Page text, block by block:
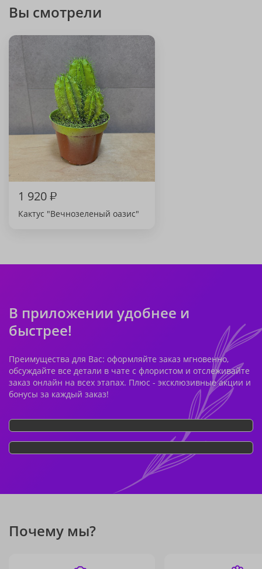
Вы смотрели
1 920₽
Кактус "Вечнозеленый оазис"
В приложении удобнее и
быстрее!
Преимущества для Вас: оформляйте заказ мгновенно,
обсуждайте все детали в чате с флористом и отслеживайте
заказ онлайн на всех этапах. Плюс - эксклюзивные акции и
бонусы за каждый заказ!
Почему мы?